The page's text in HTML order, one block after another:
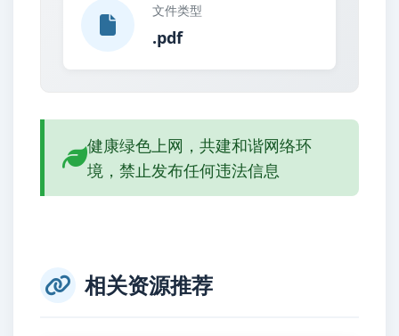
文件类型
.pdf
健康绿色上网，共建和谐网络环
境，禁止发布任何违法信息
相关资源推荐